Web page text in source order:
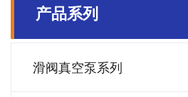
产品系列
滑阀真空泵系列